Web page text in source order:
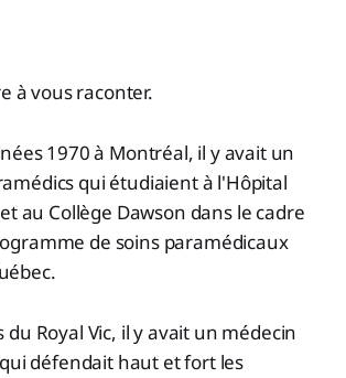
à vous raconter.
1970 à Montréal, il y avait un
qui étudiaient à l'Hôpital
au Collège Dawson dans le cadre
de soins paramédicaux
du Royal Vic, il y avait un médecin
défendait haut et fort les